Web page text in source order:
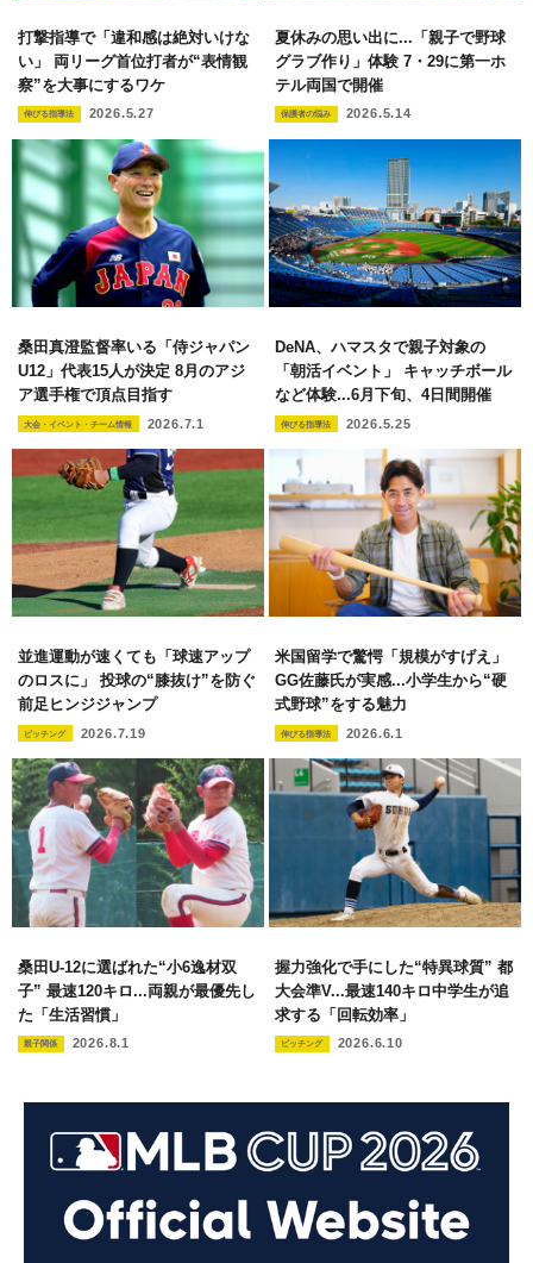
打撃指導で「違和感は絶対いけな
い」 両リーグ首位打者が“表情観
察”を大事にするワケ
伸びる指導法 2026.5.27
夏休みの思い出に...「親子で野球
グラブ作り」体験 7・29に第一ホ
テル両国で開催
保護者の悩み 2026.5.14
桑田真澄監督率いる「侍ジャパン
U12」代表15人が決定 8月のアジ
ア選手権で頂点目指す
大会・イベント・チーム情報 2026.7.1
DeNA、ハマスタで親子対象の
「朝活イベント」 キャッチボール
など体験...6月下旬、4日間開催
伸びる指導法 2026.5.25
並進運動が速くても「球速アップ
のロスに」 投球の“膝抜け”を防ぐ
前足ヒンジジャンプ
ピッチング 2026.7.19
米国留学で驚愕「規模がすげえ」
GG佐藤氏が実感...小学生から“硬
式野球”をする魅力
伸びる指導法 2026.6.1
桑田U-12に選ばれた“小6逸材双
子” 最速120キロ...両親が最優先し
た「生活習慣」
親子関係 2026.8.1
握力強化で手にした“特異球質” 都
大会準V...最速140キロ中学生が追
求する「回転効率」
ピッチング 2026.6.10